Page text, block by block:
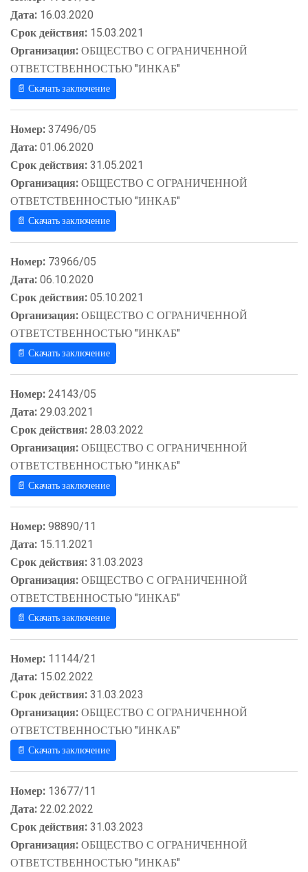
Дата: 16.03.2020
Срок действия: 15.03.2021
Организация:ОБЩЕСТВО С ОГРАНИЧЕННОЙ
ОТВЕТСТВЕННОСТЬЮ "ИНКАБ"
📄 Скачать заключение
Номер:37496/05
Дата:01.06.2020
Срок действия:31.05.2021
Организация:ОБЩЕСТВО С ОГРАНИЧЕННОЙ
ОТВЕТСТВЕННОСТЬЮ "ИНКАБ"
📄 Скачать заключение
Номер: 73966/05
Дата:06.10.2020
Срок действия:05.10.2021
Организация:ОБЩЕСТВО С ОГРАНИЧЕННОЙ
ОТВЕТСТВЕННОСТЬЮ "ИНКАБ"
📄 Скачать заключение
Номер:24143/05
Дата:29.03.2021
Срок действия:28.03.2022
Организация:ОБЩЕСТВО С ОГРАНИЧЕННОЙ
ОТВЕТСТВЕННОСТЬЮ "ИНКАБ"
📄 Скачать заключение
Номер:98890/11
Дата: 15.11.2021
Срок действия:31.03.2023
Организация:ОБЩЕСТВО С ОГРАНИЧЕННОЙ
ОТВЕТСТВЕННОСТЬЮ "ИНКАБ"
📄 Скачать заключение
Номер: 11144/21
Дата: 15.02.2022
Срок действия:31.03.2023
Организация:ОБЩЕСТВО С ОГРАНИЧЕННОЙ
ОТВЕТСТВЕННОСТЬЮ "ИНКАБ"
📄 Скачать заключение
Номер: 13677/11
Дата:22.02.2022
Срок действия:31.03.2023
Организация:ОБЩЕСТВО С ОГРАНИЧЕННОЙ
ОТВЕТСТВЕННОСТЬЮ "ИНКАБ"